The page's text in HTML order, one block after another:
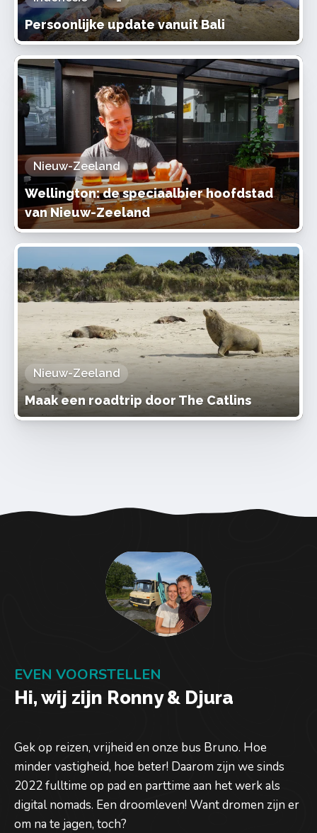
Persoonlijke update vanuit Bali
Nieuw-Zeeland
Wellington: de speciaalbier hoofdstad
van Nieuw-Zeeland
Nieuw-Zeeland
Maak een roadtrip door The Catlins
EVEN VOORSTELLEN
Hi, wij zijn Ronny & Djura
Gek op reizen, vrijheid en onze bus Bruno. Hoe
minder vastigheid, hoe beter! Daarom zijn we sinds
2022 fulltime op pad en parttime aan het werk als
digital nomads. Een droomleven! Want dromen zijn er
om na te jagen, toch?